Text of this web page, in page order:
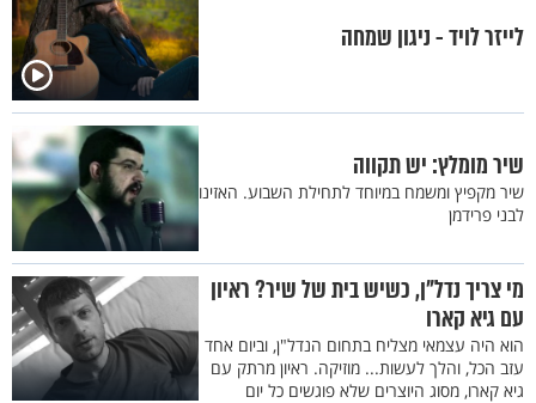
לייזר לויד - ניגון שמחה
שיר מומלץ: יש תקווה
שיר מקפיץ ומשמח במיוחד לתחילת השבוע. האזינו
לבני פרידמן
מי צריך נדל"ן, כשיש בית של שיר? ראיון
עם גיא קארו
הוא היה עצמאי מצליח בתחום הנדל"ן, וביום אחד
עזב הכל, והלך לעשות... מוזיקה. ראיון מרתק עם
גיא קארו, מסוג היוצרים שלא פוגשים כל יום